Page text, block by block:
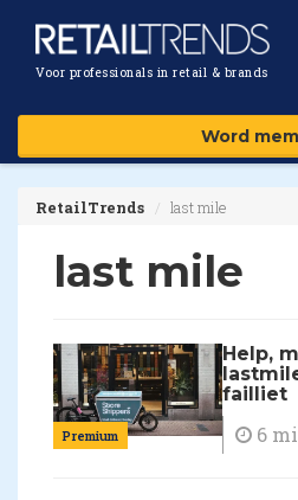
Voor professionals in retail & brands
Word
RetailTrends last mile
last mile
Premium
Help,
failliet
6